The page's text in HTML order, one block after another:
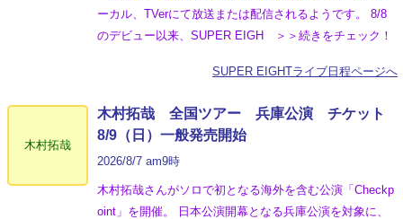
ーカル、TVerにて放送または配信されるようです。 8/8
のデビュー以来、SUPER EIGH ＞＞続きをチェック！
SUPER EIGHTライブ日程ページへ
木村拓哉
木村拓哉 全国ツアー 兵庫公演 チケット
8/9（日）一般発売開始
2026/8/7 am9時
木村拓哉さんがソロで初となる海外を含む公演「Checkp
oint」を開催。 日本公演開幕となる兵庫公演を対象に、